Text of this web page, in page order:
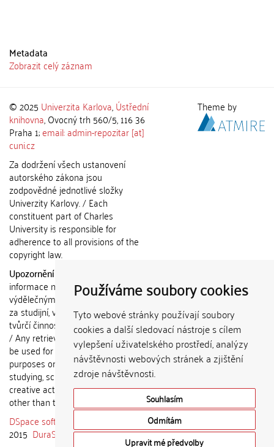
Používáme soubory cookies
Tyto webové stránky používají soubory
cookies a další sledovací nástroje s cílem
vylepšení uživatelského prostředí, analýzy
návštěvnosti webových stránek a zjištění
zdroje návštěvnosti.
Souhlasím
Odmítám
Upravit mé předvolby
Metadata
Zobrazit celý záznam
© 2025 Univerzita Karlova,Ústřední
knihovna, Ovocný trh 560/5, 116 36
Praha 1;email: admin-repozitar [at]
cuni.cz
Za dodržení všech ustanovení
autorského zákona jsou
zodpovědné jednotlivé složky
Univerzity Karlovy. / Each
constituent part of Charles
University is responsible for
adherence to all provisions of the
copyright law.
Upozornění / Notice:
informace nemohou být použity k
výdělečným účelům nebo vydávány
za studijní, vědeckou nebo jinou
tvůrčí činnost jiné osoby než autora.
/ Any retrieved information shall not
be used for any commercial
purposes or claimed as results of
studying, scientific or any other
creative activities of any person
other than the author.
DSpace software
copyright © 2002-
2015 DuraSpace
Theme by